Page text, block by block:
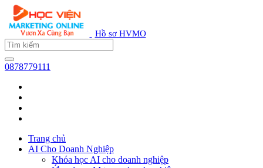
Hồ sơ HVMO
0878779111
Trang chủ
AI Cho Doanh Nghiệp
Khóa học AI cho doanh nghiệp